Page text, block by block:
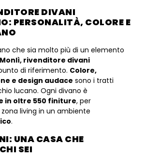
DIVANI
PERSONALITÀ, COLORE E
che sia molto più di un elemento
Monlì, rivenditore divani
di riferimento. Colore,
e design audace sono i tratti
lucano. Ogni divano è
in oltre 550 finiture, per
living in un ambiente
.
UNA CASA CHE
SEI